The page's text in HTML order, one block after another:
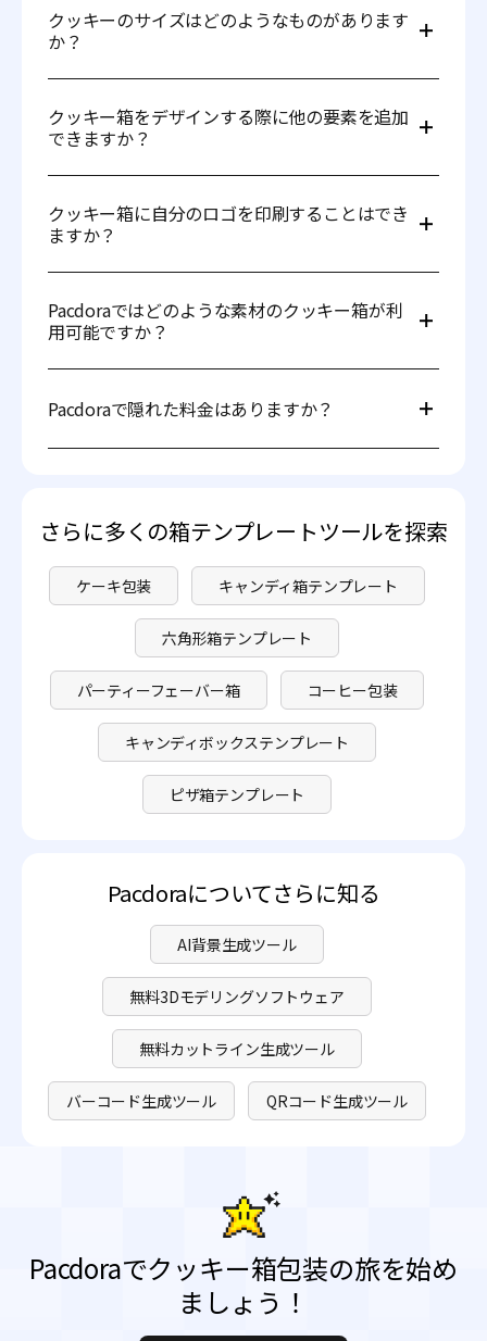
クッキーのサイズはどのようなものがあります
か？
× 0 × 50 mm。 中型クッキー箱: 200 × 0 × 65 mm。 大
型クッキー箱: 250 × 0 × 80 mm。 通常、小型サイズは4
～6枚のクッキーを収納するよう設計されています。中型
ズに応じて独自のパッケージを作成することができます。
クッキー箱をデザインする際に他の要素を追加
できますか？
要素を追加することを可能にします。例えば、パッケージ
の上にフルーツを配置してどのような効果が得られるかを
確認することができます。
クッキー箱に自分のロゴを印刷することはでき
ますか？
でなく、異なるサイズや背景でパッケージをカスタマイズ
することもできます。
Pacdoraではどのような素材のクッキー箱が利
用可能ですか？
ことができます。これらの素材は頑丈で、保護の必要性に
簡単に対応できます。また、環境に優しくリサイクル可能
Pacdoraで隠れた料金はありますか？
かる場合がありますが、すべて透明性があります。詳細は
料金ページでご確認ください。
さらに多くの箱テンプレートツールを探索
ケーキ包装 キャンディ箱テンプレート
六角形箱テンプレート
パーティーフェーバー箱 コーヒー包装
キャンディボックステンプレート
ピザ箱テンプレート
Pacdoraについてさらに知る
AI背景生成ツール
無料3Dモデリングソフトウェア
無料カットライン生成ツール
バーコード生成ツール QRコード生成ツール
Pacdoraでクッキー箱包装の旅を始め
ましょう！